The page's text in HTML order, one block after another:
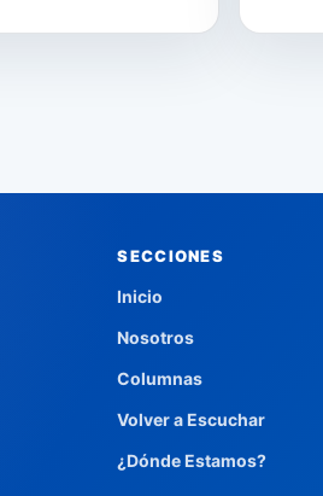
SECCIONES
Inicio
Nosotros
Columnas
Volver a Escuchar
¿Dónde Estamos?